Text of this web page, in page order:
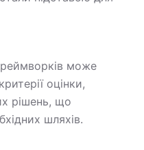
може
оцінки,
рішень, що
шляхів.